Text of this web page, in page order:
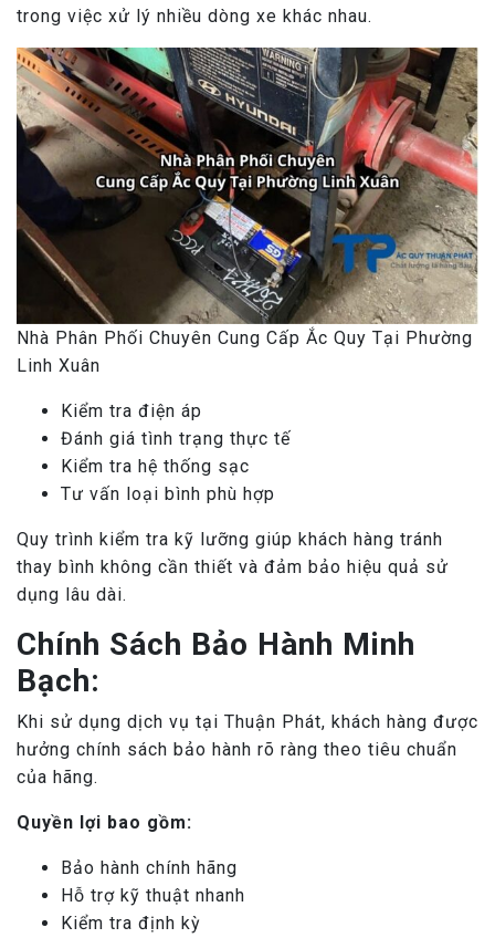
trong việc xử lý nhiều dòng xe khác nhau.
Nhà Phân Phối Chuyên Cung Cấp Ắc Quy Tại Phường
Linh Xuân
Kiểm tra điện áp
Đánh giá tình trạng thực tế
Kiểm tra hệ thống sạc
Tư vấn loại bình phù hợp
Quy trình kiểm tra kỹ lưỡng giúp khách hàng tránh
thay bình không cần thiết và đảm bảo hiệu quả sử
dụng lâu dài.
Chính Sách Bảo Hành Minh
Bạch:
Khi sử dụng dịch vụ tại Thuận Phát, khách hàng được
hưởng chính sách bảo hành rõ ràng theo tiêu chuẩn
của hãng.
Quyền lợi bao gồm:
Bảo hành chính hãng
Hỗ trợ kỹ thuật nhanh
Kiểm tra định kỳ